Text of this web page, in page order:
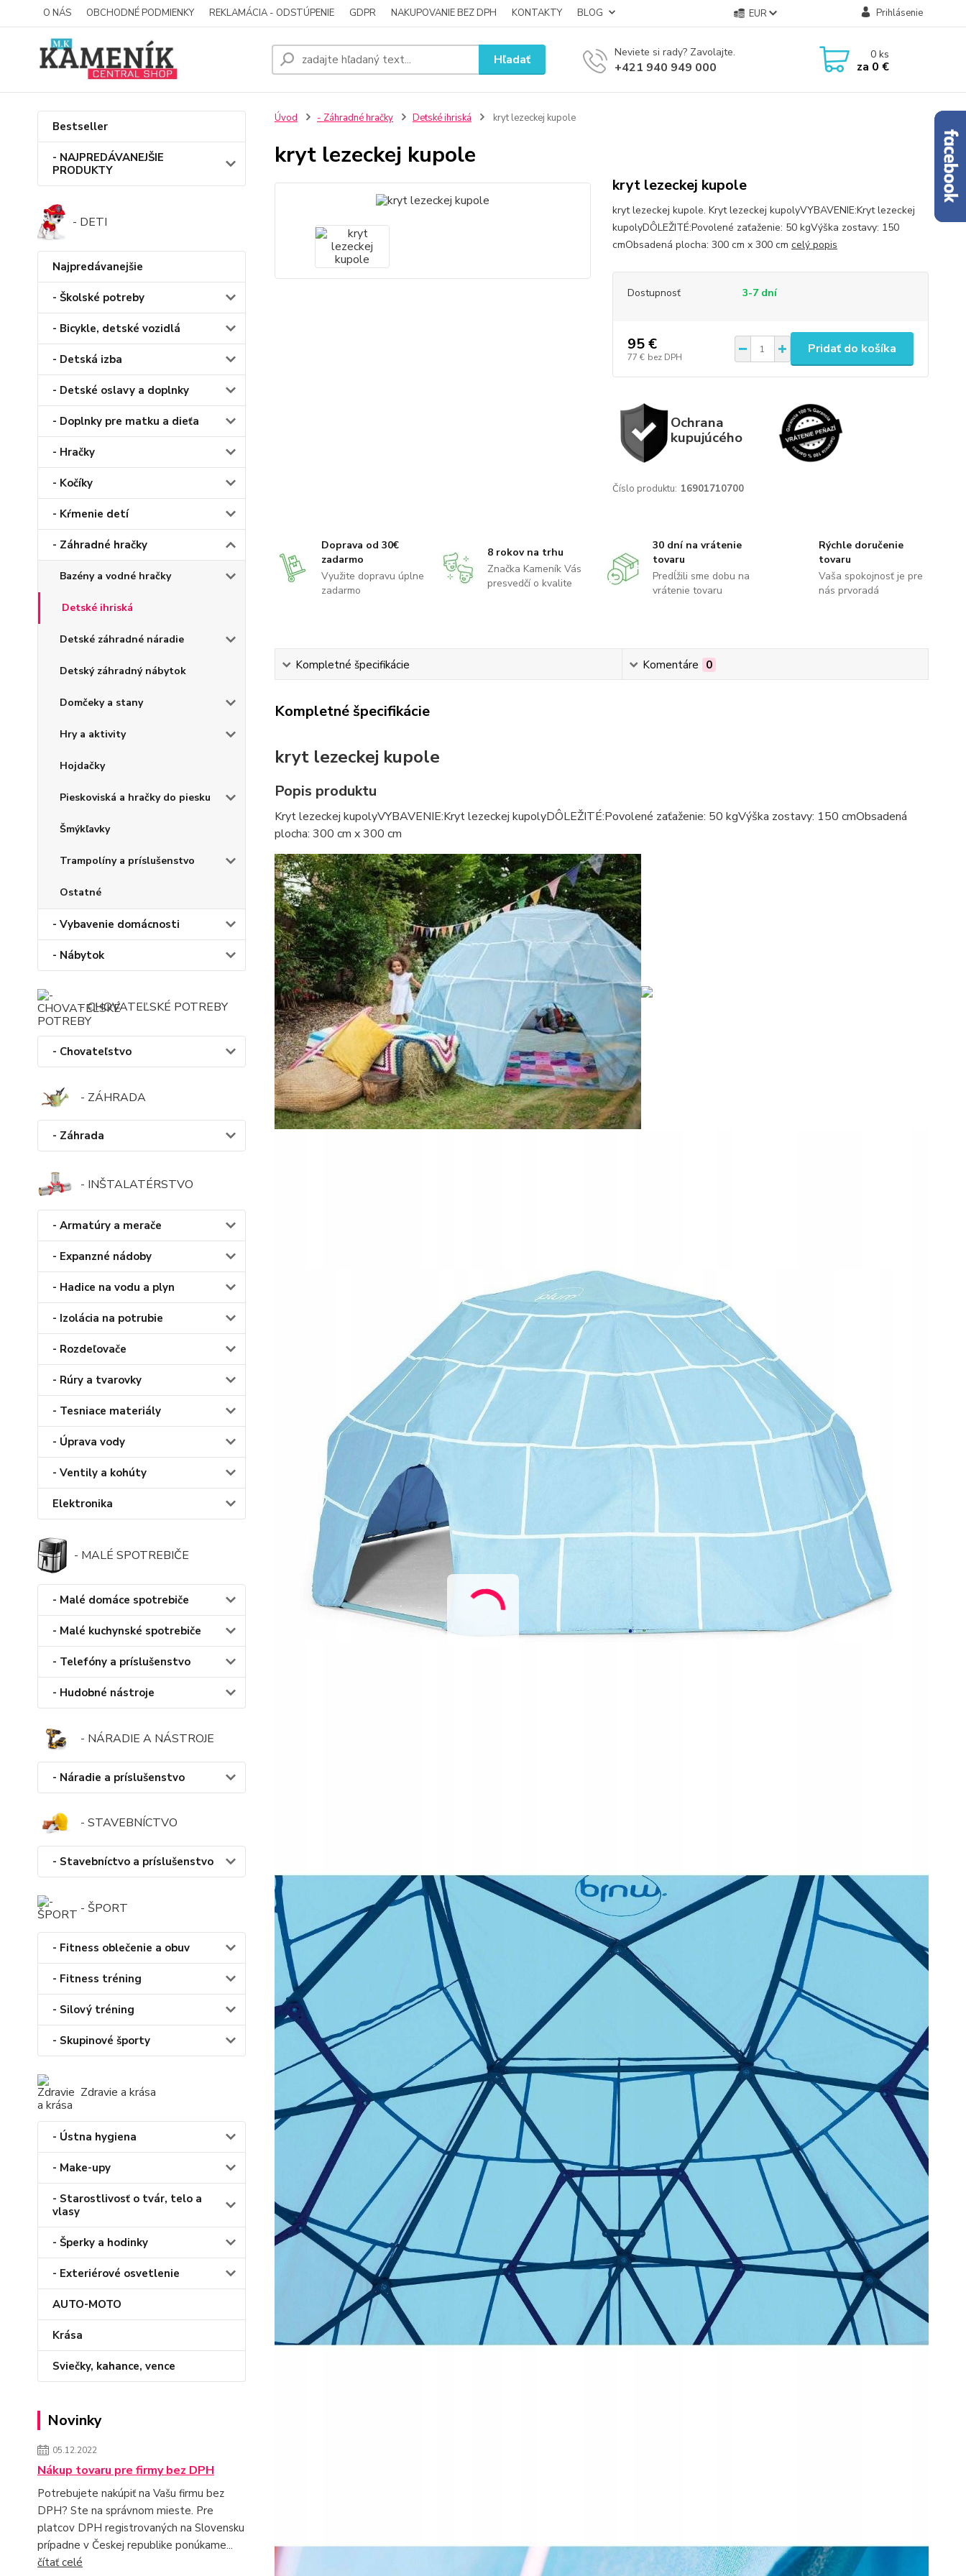
O NÁS OBCHODNÉ PODMIENKY REKLAMÁCIA - ODSTÚPENIE GDPR NAKUPOVANIE BEZ DPH KONTAKTY BLOG EUR Prihlásenie
Hľadať Neviete si rady? Zavolajte.
+421 940 949 000
0ks
za 0 €
Bestseller
- NAJPREDÁVANEJŠIE
PRODUKTY
- DETI
Najpredávanejšie
- Školské potreby
- Bicykle, detské vozidlá
- Detská izba
- Detské oslavy a doplnky
- Doplnky pre matku a dieťa
- Hračky
- Kočíky
- Kŕmenie detí
- Záhradné hračky
Bazény a vodné hračky
Detské ihriská
Detské záhradné náradie
Detský záhradný nábytok
Domčeky a stany
Hry a aktivity
Hojdačky
Pieskoviská a hračky do piesku
Šmýkľavky
Trampolíny a príslušenstvo
Ostatné
- Vybavenie domácnosti
- Nábytok
- CHOVATEĽSKÉ POTREBY
- Chovateľstvo
- ZÁHRADA
- Záhrada
- INŠTALATÉRSTVO
- Armatúry a merače
- Expanzné nádoby
- Hadice na vodu a plyn
- Izolácia na potrubie
- Rozdeľovače
- Rúry a tvarovky
- Tesniace materiály
- Úprava vody
- Ventily a kohúty
Elektronika
- MALÉ SPOTREBIČE
- Malé domáce spotrebiče
- Malé kuchynské spotrebiče
- Telefóny a príslušenstvo
- Hudobné nástroje
- NÁRADIE A NÁSTROJE
- Náradie a príslušenstvo
- STAVEBNÍCTVO
- Stavebníctvo a príslušenstvo
- ŠPORT
- Fitness oblečenie a obuv
- Fitness tréning
- Silový tréning
- Skupinové športy
Zdravie a krása
- Ústna hygiena
- Make-upy
- Starostlivosť o tvár, telo a
vlasy
- Šperky a hodinky
- Exteriérové osvetlenie
AUTO-MOTO
Krása
Sviečky, kahance, vence
Novinky
05.12.2022
Nákup tovaru pre firmy bez DPH
Potrebujete nakúpiť na Vašu firmu bez
DPH? Ste na správnom mieste. Pre
platcov DPH registrovaných na Slovensku
prípadne v Českej republike ponúkame...
čítať celé
Úvod - Záhradné hračky Detské ihriská kryt lezeckej kupole
kryt lezeckej kupole
kryt lezeckej kupole
kryt lezeckej kupole. Kryt lezeckej kupolyVYBAVENIE:Kryt lezeckej
kupolyDÔLEŽITÉ:Povolené zaťaženie: 50 kgVýška zostavy: 150
cmObsadená plocha: 300 cm x 300 cm celý popis
Dostupnosť 3-7 dní
95 €
77 € bez DPH
Pridať do košíka
Ochrana
kupujúcého
Číslo produktu: 16901710700
Doprava od 30€
zadarmo
Využite dopravu úplne
zadarmo
8 rokov na trhu
Značka Kameník Vás
presvedčí o kvalite
30 dní na vrátenie
tovaru
Predĺžili sme dobu na
vrátenie tovaru
Rýchle doručenie
tovaru
Vaša spokojnosť je pre
nás prvoradá
Kompletné špecifikácie Komentáre 0
Kompletné špecifikácie
kryt lezeckej kupole
Popis produktu
Kryt lezeckej kupolyVYBAVENIE:Kryt lezeckej kupolyDÔLEŽITÉ:Povolené zaťaženie: 50 kgVýška zostavy: 150 cmObsadená
plocha: 300 cm x 300 cm